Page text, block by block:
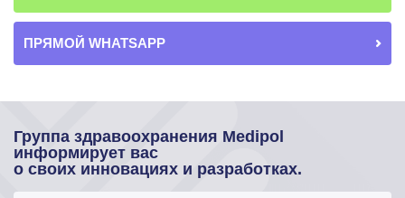
ПРЯМОЙ WHATSAPP
Группа здравоохранения Medipol
информирует вас
о своих инновациях и разработках.